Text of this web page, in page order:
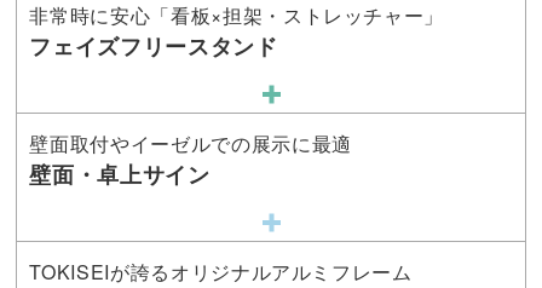
非常時に安心「看板×担架・ストレッチャー」
フェイズフリースタンド
壁面取付やイーゼルでの展示に最適
壁面・卓上サイン
TOKISEIが誇るオリジナルアルミフレーム